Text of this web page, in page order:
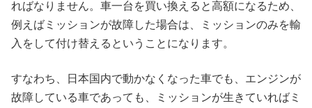
ればなりません。車一台を買い換えると高額になるため、
例えばミッションが故障した場合は、ミッションのみを輸
入をして付け替えるということになります。
すなわち、日本国内で動かなくなった車でも、エンジンが
故障している車であっても、ミッションが生きていればミ